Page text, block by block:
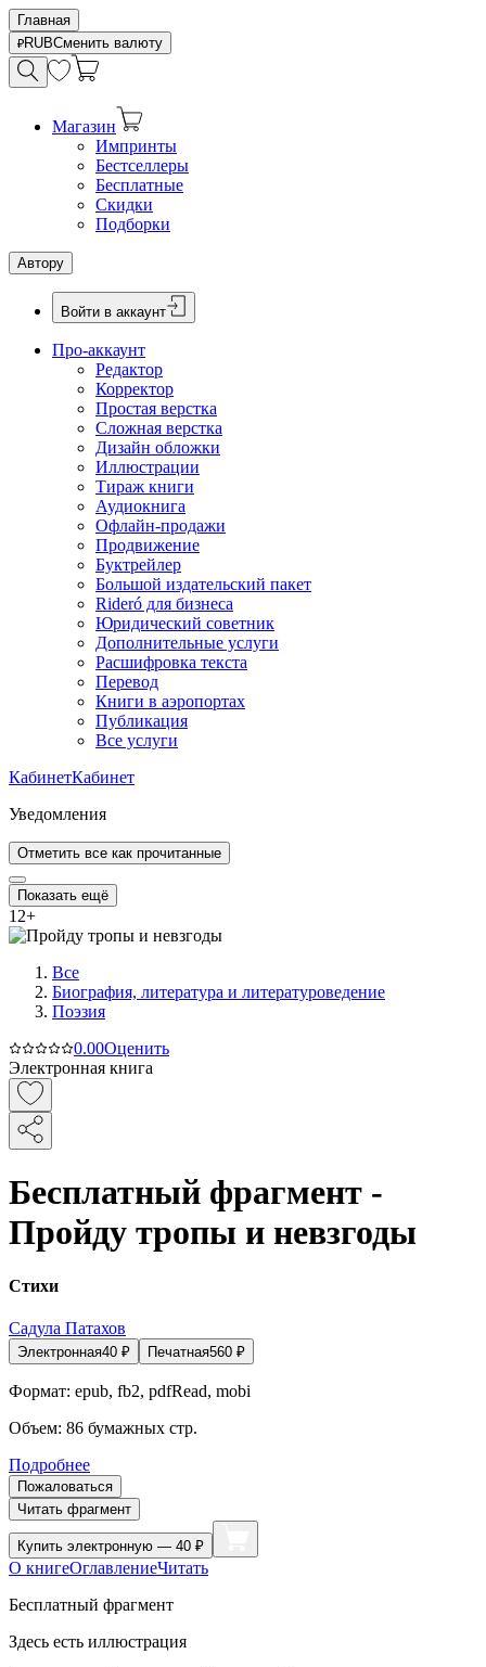
Главная
RUBСменить валюту
Магазин
Импринты
Бестселлеры
Бесплатные
Скидки
Подборки
Автору
Войти в аккаунт
Про-аккаунт
Редактор
Корректор
Простая верстка
Сложная верстка
Дизайн обложки
Иллюстрации
Тираж книги
Аудиокнига
Офлайн-продажи
Продвижение
Буктрейлер
Большой издательский пакет
Rideró для бизнеса
Юридический советник
Дополнительные услуги
Расшифровка текста
Перевод
Книги в аэропортах
Публикация
Все услуги
КабинетКабинет
Уведомления
Отметить все как прочитанные
Показать ещё
12+
Все
Биография, литература и литературоведение
Поэзия
0.00Оценить
Электронная книга
Бесплатный фрагмент -
Пройду тропы и невзгоды
Стихи
Садула Патахов
Электронная40 ₽ Печатная560 ₽
Формат: epub, fb2, pdfRead, mobi
Объем: 86 бумажных стр.
Подробнее
Пожаловаться
Читать фрагмент
Купить электронную — 40 ₽
О книгеОглавлениеЧитать
Бесплатный фрагмент
Здесь есть иллюстрация